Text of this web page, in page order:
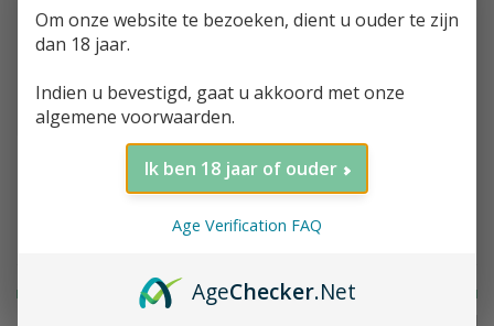
Toevoegen aan winkelwagen
The Dalmore, Vintage
Collection, 2003,
€410,00
Om onze website te bezoeken, dient u ouder te zijn
dan 18 jaar.
Indien u bevestigd, gaat u akkoord met onze
algemene voorwaarden.
Ik ben 18 jaar of ouder
Age Verification FAQ
AgeChecker.Net